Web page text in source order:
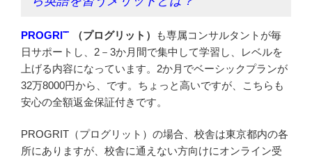
PROGRIT （プログリット）
も専属コンサルタントが毎
日サポートし、2－3か月間で集中して学習し、レベルを
上げる内容になっています。2か月でベーシックプランが
32万8000円から、です。ちょっと高いですが、こちらも
安心の全額返金保証付きです。
PROGRIT（プログリット）の場合、校舎は東京都内の各
所にありますが、校舎に通えない方向けにオンライン受